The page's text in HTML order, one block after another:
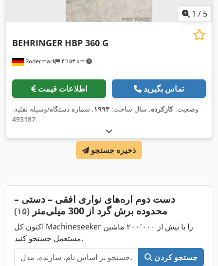
1 / 5
Rödermark ۴٬۱۵۳ km
BEHRINGER HBP 360 G
اطلاعات قیمت تماس بگیرید
وضعیت:کارکرده, سال ساخت: ۱۹۹۳, شماره دستگاه/وسیله نقلیه:
493187,
ذخیره جستجو
دست دوم اره‌های نواری افقی – دستی –
محدوده برش گرد از 300 میلی‌متر
(۱۵)
اکنون کل Machineseeker را با بیش از ۲۰۰٬۰۰۰ ماشین
مستعمل جستجو کنید.
جستجو کردن